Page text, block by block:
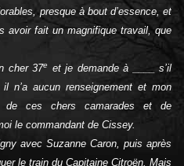
presque à bout d’essence, et
avoir fait un magnifique travail, que
cher 37e et je demande à ____ s’il
n’a aucun renseignement et mon
de ces chers camarades et de
le commandant de Cissey.
avec Suzanne Caron, puis après
le train du Capitaine Citroën. Mais